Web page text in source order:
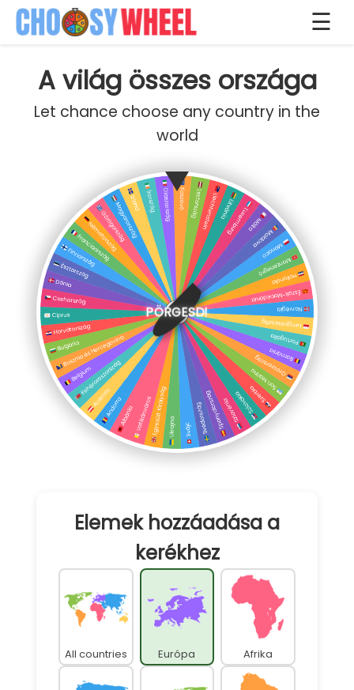
☰
A világ összes országa
Let chance choose any country in the
world
PÖRGESD!
Elemek hozzáadása a
kerékhez
All countries Európa Afrika